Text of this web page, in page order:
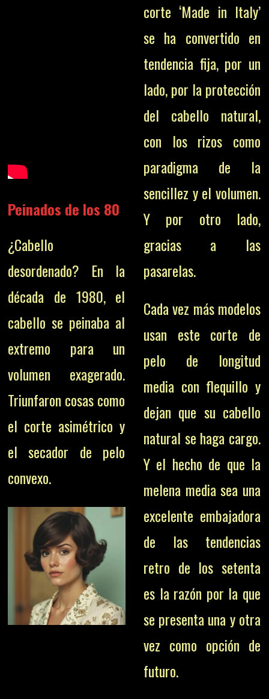
Peinados de los 80
¿Cabello
desordenado? En la
década de 1980, el
cabello se peinaba al
extremo para un
volumen exagerado.
Triunfaron cosas como
el corte asimétrico y
el secador de pelo
convexo.
corte ‘Made in Italy’
se ha convertido en
tendencia fija, por un
lado, por la protección
del cabello natural,
con los rizos como
paradigma de la
sencillez y el volumen.
Y por otro lado,
gracias a las
pasarelas.
Cada vez más modelos
usan este corte de
pelo de longitud
media con flequillo y
dejan que su cabello
natural se haga cargo.
Y el hecho de que la
melena media sea una
excelente embajadora
de las tendencias
retro de los setenta
es la razón por la que
se presenta una y otra
vez como opción de
futuro.